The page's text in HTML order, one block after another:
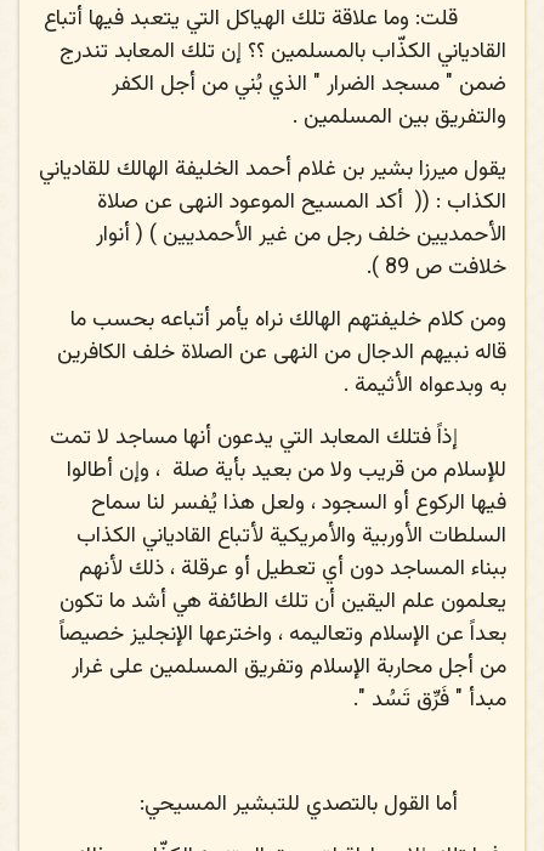
قلت: وما علاقة تلك الهياكل التي يتعبد فيها أتباع
القادياني الكذّاب بالمسلمين ؟؟ إن تلك المعابد تندرج
ضمن " مسجد الضرار " الذي بُني من أجل الكفر
والتفريق بين المسلمين .
يقول ميرزا بشير بن غلام أحمد الخليفة الهالك للقادياني
الكذاب : (( أكد المسيح الموعود النهى عن صلاة
الأحمديين خلف رجل من غير الأحمديين ) ( أنوار
خلافت ص 89 ).
ومن كلام خليفتهم الهالك نراه يأمر أتباعه بحسب ما
قاله نبيهم الدجال من النهى عن الصلاة خلف الكافرين
به وبدعواه الأثيمة .
إذاً فتلك المعابد التي يدعون أنها مساجد لا تمت
للإسلام من قريب ولا من بعيد بأية صلة ، وإن أطالوا
فيها الركوع أو السجود ، ولعل هذا يُفسر لنا سماح
السلطات الأوربية والأمريكية لأتباع القادياني الكذاب
ببناء المساجد دون أي تعطيل أو عرقلة ، ذلك لأنهم
يعلمون علم اليقين أن تلك الطائفة هي أشد ما تكون
بعداً عن الإسلام وتعاليمه ، واخترعها الإنجليز خصيصاً
من أجل محاربة الإسلام وتفريق المسلمين على غرار
مبدأ " فَرِّق تَسُد ".
أما القول بالتصدي للتبشير المسيحي: